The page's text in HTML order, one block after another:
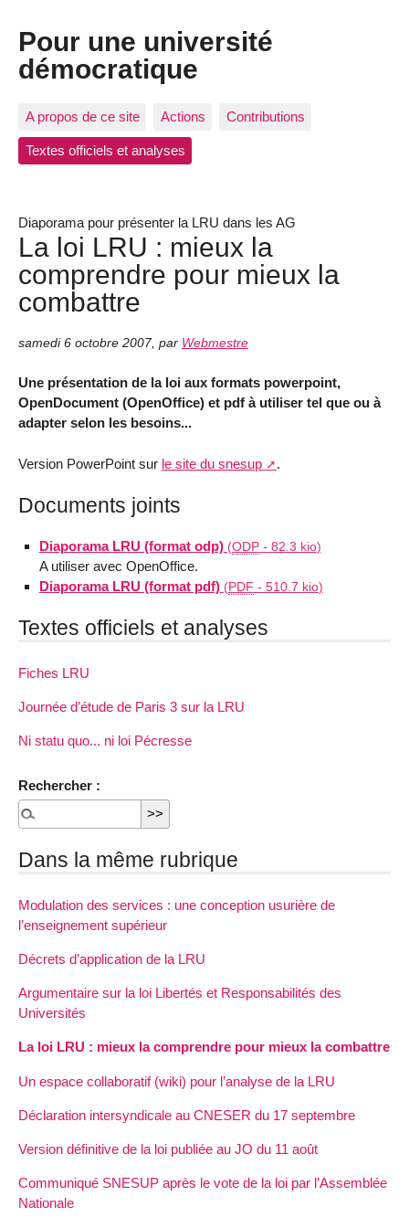
Pour une université
démocratique
A propos de ce site Actions Contributions
Textes officiels et analyses
Diaporama pour présenter la LRU dans les AG
La loi LRU : mieux la
comprendre pour mieux la
combattre
samedi 6 octobre 2007, par Webmestre
Une présentation de la loi aux formats powerpoint,
OpenDocument (OpenOffice) et pdf à utiliser tel que ou à
adapter selon les besoins...
Version PowerPoint sur le site du snesup .
Documents joints
Diaporama LRU (format odp) (ODP- 82.3 kio)
A utiliser avec OpenOffice.
Diaporama LRU (format pdf) (PDF - 510.7 kio)
Textes officiels et analyses
Fiches LRU
Journée d’étude de Paris 3 sur la LRU
Ni statu quo... ni loi Pécresse
Rechercher :
Dans la même rubrique
Modulation des services : une conception usurière de
l’enseignement supérieur
Décrets d’application de la LRU
Argumentaire sur la loi Libertés et Responsabilités des
Universités
La loi LRU : mieux la comprendre pour mieux la combattre
Un espace collaboratif (wiki) pour l’analyse de la LRU
Déclaration intersyndicale au CNESER du 17 septembre
Version définitive de la loi publiée au JO du 11 août
Communiqué SNESUP après le vote de la loi par l’Assemblée
Nationale